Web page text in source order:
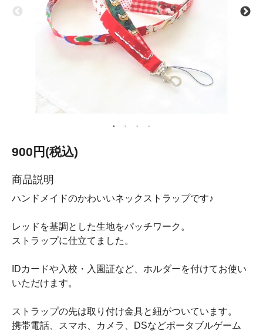
900円(税込)
商品説明
ハンドメイドのかわいいネックストラップです♪
レッドを基調とした生地をパッチワーク。
ストラップに仕立てました。
IDカードや入校・入園証など、ホルダーを付けてお使い
いただけます。
ストラップの先は取り付け金具と紐がついています。
携帯電話、スマホ、カメラ、DSなどポータブルゲーム